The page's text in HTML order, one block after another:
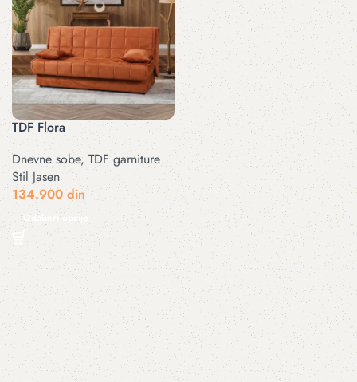
TDF Flora
Dnevne sobe, TDF garniture
Stil Jasen
134.900din
Odaberi opcije